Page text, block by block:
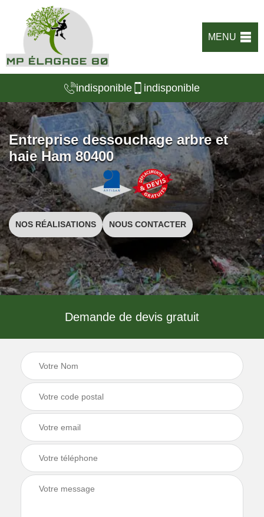
MENU
indisponible indisponible
Entreprise dessouchage arbre et
haie Ham 80400
NOS RÉALISATIONS NOUS CONTACTER
Demande de devis gratuit